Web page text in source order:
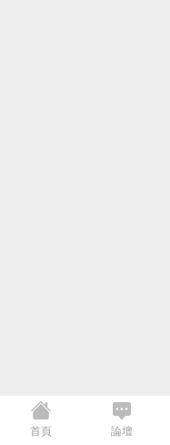
首頁 論壇